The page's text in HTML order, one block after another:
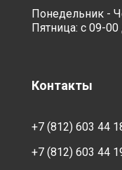
Понедельник -
Пятница: с 09-
Контакты
+7 (812) 603 44
+7 (812) 603 44